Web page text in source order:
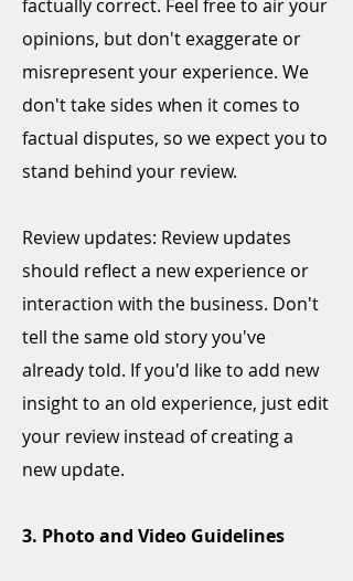
factually correct. Feel free to air your
opinions, but don't exaggerate or
misrepresent your experience. We
don't take sides when it comes to
factual disputes, so we expect you to
stand behind your review.
Review updates: ​Review updates
should reflect a new experience or
interaction with the business. Don't
tell the same old story you've
already told. If you'd like to add new
insight to an old experience, just edit
your review instead of creating a
new update.
3. Photo and Video Guidelines